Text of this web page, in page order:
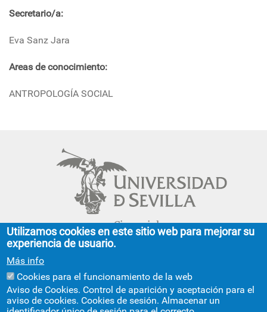
Secretario/a:
Eva Sanz Jara
Areas de conocimiento:
ANTROPOLOGÍA SOCIAL
Cinco siglos
impulsando el
conocimiento
FACULTAD DE GEOGRAFÍA E HISTORIA
C/ Doña María de Padilla, s/n.
Utilizamos cookies en este sitio web para mejorar su
experiencia de usuario.
Más info
Cookies para el funcionamiento de la web
Aviso de Cookies. Control de aparición y aceptación para el
aviso de cookies. Cookies de sesión. Almacenar un